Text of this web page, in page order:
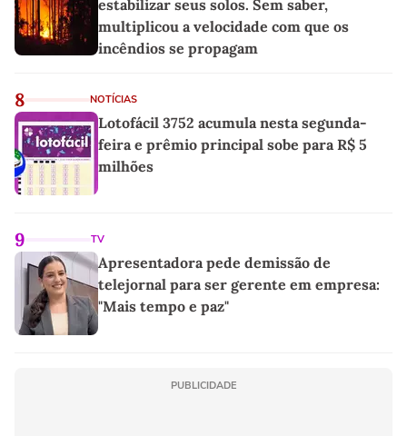
estabilizar seus solos. Sem saber,
multiplicou a velocidade com que os
incêndios se propagam
8 NOTÍCIAS
Lotofácil 3752 acumula nesta segunda-
feira e prêmio principal sobe para R$ 5
milhões
9 TV
Apresentadora pede demissão de
telejornal para ser gerente em empresa:
"Mais tempo e paz"
PUBLICIDADE